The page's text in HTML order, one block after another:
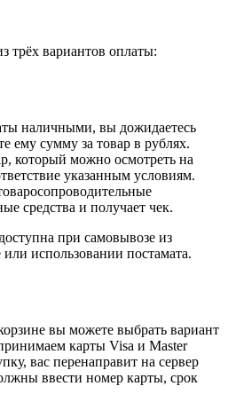
трёх вариантов оплаты:
наличными, вы дожидаетесь
ему сумму за товар в рублях.
который можно осмотреть на
указанным условиям.
средства и получает чек.
при самовывозе из
использовании постамата.
вы можете выбрать вариант
карты Visa и Master
вас перенаправит на сервер
ввести номер карты, срок